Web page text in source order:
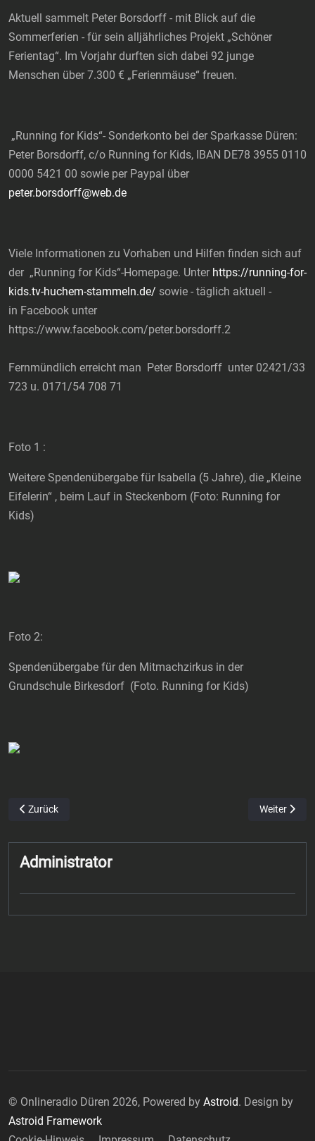
Aktuell sammelt Peter Borsdorff - mit Blick auf die
Sommerferien - für sein alljährliches Projekt „Schöner
Ferientag“. Im Vorjahr durften sich dabei 92 junge
Menschen über 7.300 € „Ferienmäuse“ freuen.
„Running for Kids“- Sonderkonto bei der Sparkasse Düren:
Peter Borsdorff, c/o Running for Kids, IBAN DE78 3955 0110
0000 5421 00 sowie per Paypal über
peter.borsdorff@web.de
Viele Informationen zu Vorhaben und Hilfen finden sich auf
der „Running for Kids“-Homepage. Unter https://running-for-
kids.tv-huchem-stammeln.de/ sowie - täglich aktuell -
in Facebook unter
https://www.facebook.com/peter.borsdorff.2
Fernmündlich erreicht man Peter Borsdorff unter 02421/33
723 u. 0171/54 708 71
Foto 1 :
Weitere Spendenübergabe für Isabella (5 Jahre), die „Kleine
Eifelerin“ , beim Lauf in Steckenborn (Foto: Running for
Kids)
Foto 2:
Spendenübergabe für den Mitmachzirkus in der
Grundschule Birkesdorf (Foto. Running for Kids)
Vorheriger Beitrag: Kleinhauer Gespann startet in Straßbessenbach
Zurück Nächster
Weiter
Administrator
© Onlineradio Düren 2026, Powered by Astroid. Design by
Astroid Framework